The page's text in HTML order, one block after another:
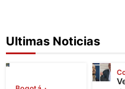
Ultimas Noticias